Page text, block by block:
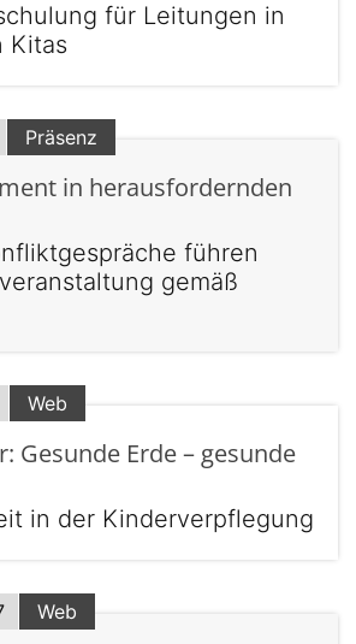
für Leitungen in
Kitas
Präsenz
in herausfordernden
führen
gemäß
Web
Gesunde Erde – gesunde
in der Kinderverpflegung
Web